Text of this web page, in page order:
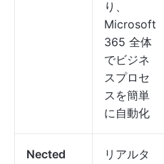
り、
Microsoft
365 全体
でビジネ
スプロセ
スを簡単
に自動化
Nected
リアルタ